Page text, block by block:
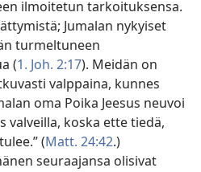
ilmoitetun tarkoituksensa.
Jumalan nykyiset
turmeltuneen
(1. Joh. 2:17). Meidän on
valppaina, kunnes
oma Poika Jeesus neuvoi
valveilla, koska ette tiedä,
(Matt. 24:42.)
seuraajansa olisivat